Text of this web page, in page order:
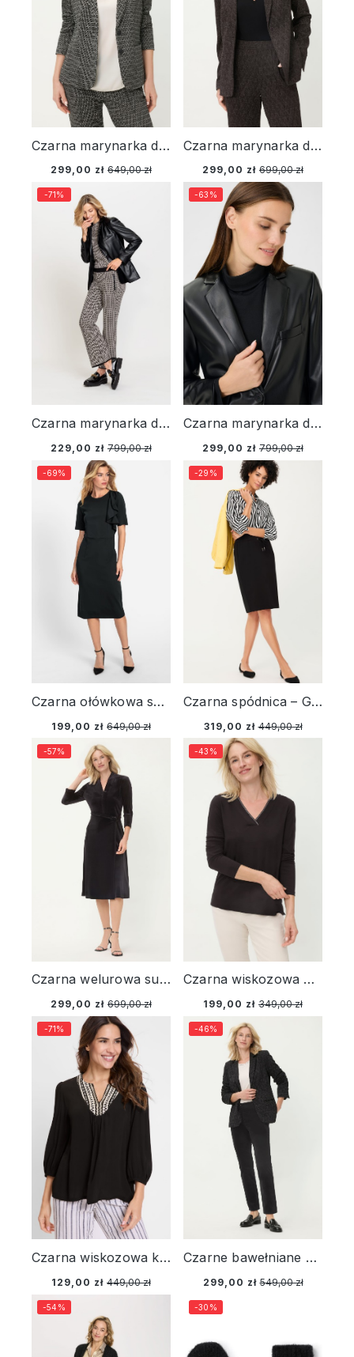
Czarna marynarka damska z geometrycznym wzorem – Liaison en Vogue
299,00 zł 649,00 zł
Czarna marynarka damska z połyskiem – Liaison en Vogue
299,00 zł 699,00 zł
Czarna marynarka damska ze sztucznej skóry - Designer Choice
229,00 zł 799,00 zł
-71%
Czarna marynarka damska ze sztucznej skóry -– Urban Wild
299,00 zł 799,00 zł
-63%
Czarna ołówkowa sukienka z falbaną - Occasion
199,00 zł 649,00 zł
-69%
Czarna spódnica – Golden Glow
319,00 zł 449,00 zł
-29%
Czarna welurowa sukienka – Liaison en Vogue
299,00 zł 699,00 zł
-57%
Czarna wiskozowa bluzka damska Hannah z dekoltem V – Liaison en Vogue
199,00 zł 349,00 zł
-43%
Czarna wiskozowa koszula damska z haftem – Resort Spirit
129,00 zł 449,00 zł
-71%
Czarne bawełniane spodnie damskie Lisa Straight – Liaison en Vogue
299,00 zł 549,00 zł
-46%
-54% -30%